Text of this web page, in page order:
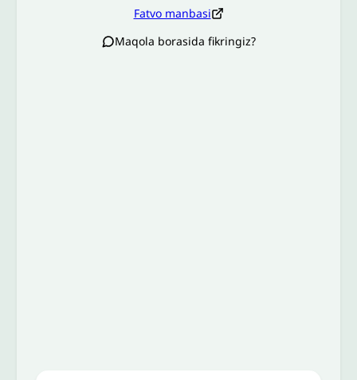
Fatvo manbasi
Maqola borasida fikringiz?